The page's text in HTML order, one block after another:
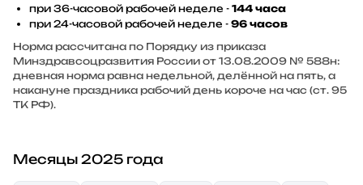
при 36-часовой рабочей неделе - 144 часа
при 24-часовой рабочей неделе - 96 часов
Норма рассчитана по Порядку из приказа
Минздравсоцразвития России от 13.08.2009 № 588н:
дневная норма равна недельной, делённой на пять, а
накануне праздника рабочий день короче на час (ст. 95
ТК РФ).
Месяцы 2025 года